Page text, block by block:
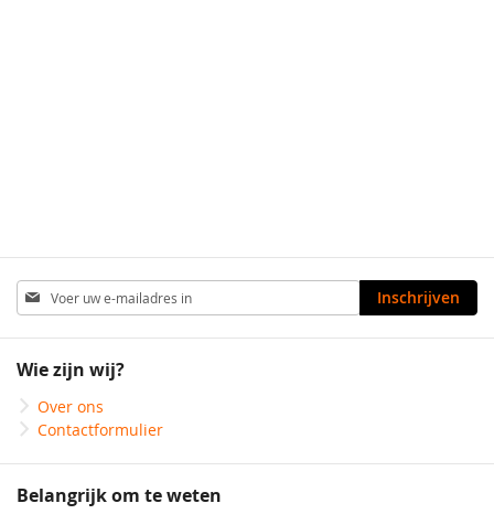
Abonneer
u
op
nieuwsbrief
Inschrijven
Wie zijn wij?
Over ons
Contactformulier
Belangrijk om te weten